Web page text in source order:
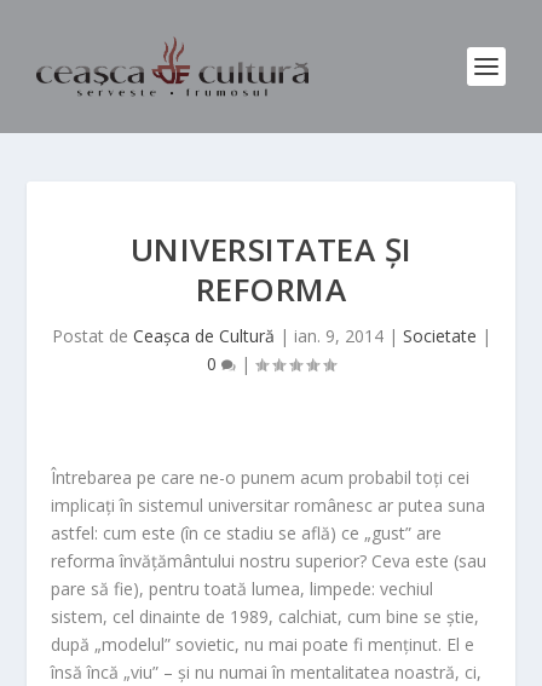
UNIVERSITATEA ȘI
REFORMA
Postat de Ceașca de Cultură | ian. 9, 2014| Societate |
0
|
Întrebarea pe care ne-o punem acum probabil toți cei
implicați în sistemul universitar românesc ar putea suna
astfel: cum este (în ce stadiu se află) ce „gust” are
reforma învățământului nostru superior? Ceva este (sau
pare să fie), pentru toată lumea, limpede: vechiul
sistem, cel dinainte de 1989, calchiat, cum bine se știe,
după „modelul” sovietic, nu mai poate fi menținut. El e
însă încă „viu” – și nu numai în mentalitatea noastră, ci,